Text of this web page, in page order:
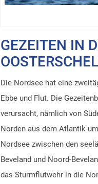
GEZEITEN IN
Die Nordsee hat eine
Ebbe und Flut. Die
verursacht, nämlich von
Norden aus dem Atlantik
Nordsee zwischen den
Beveland und Noord-
das Sturmflutwehr in die